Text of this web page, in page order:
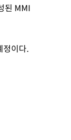
된 MMI
정이다.